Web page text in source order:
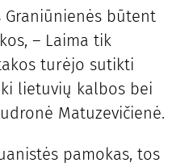
Graniūnienės būtent
– Laima tik
turėjo sutikti
lietuvių kalbos bei
Matuzevičienė.
pamokas, tos